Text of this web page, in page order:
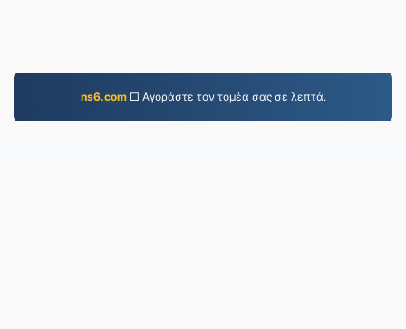
ns6.com□ Αγοράστε τον τομέα σας σε λεπτά.